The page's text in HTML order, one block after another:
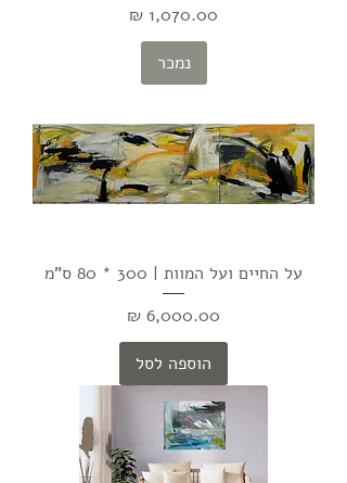
מחיר
נמכר
על החיים ועל המוות | 300 * 80 ס"מ
מחיר
הוספה לסל